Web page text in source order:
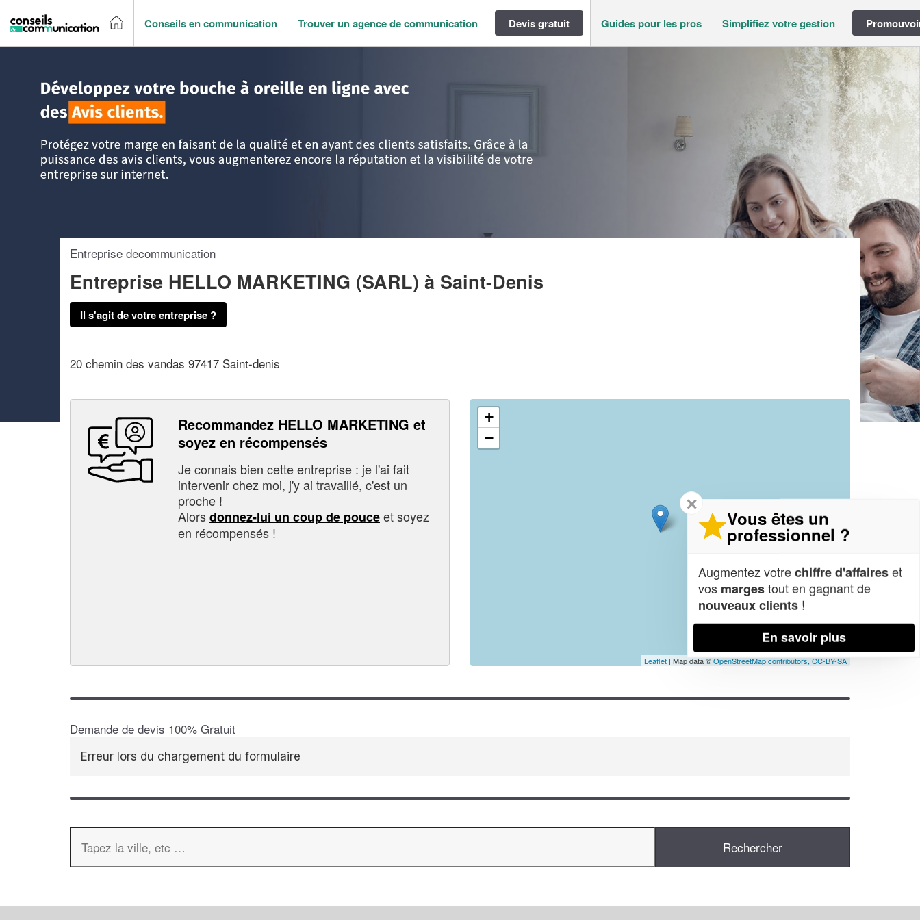
Conseils en communication Trouver un agence de communication Devis gratuit Guides pour les pros Simplifiez votre gestion
Entreprise decommunication
Entreprise HELLO MARKETING (SARL) à Saint-Denis
Il s'agit de votre entreprise ?
20 chemin des vandas 97417 Saint-denis
Recommandez HELLO MARKETING et
soyez en récompensés
Je connais bien cette entreprise : je l'ai fait
intervenir chez moi, j'y ai travaillé, c'est un
proche !
Alorsdonnez-lui un coup de pouceet soyez
en récompensés !
+
−
Leaflet | Map data ©OpenStreetMap contributors,CC-BY-SA
Demande de devis 100% Gratuit
Erreur lors du chargement du formulaire
✕
Vous êtes un
professionnel ?
Augmentez votrechiffre d'affaireset
vos margestout en gagnant de
nouveaux clients !
En savoir plus